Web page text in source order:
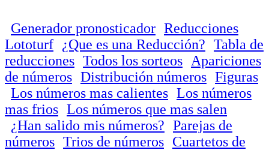
Generador pronosticador Reducciones
Lototurf
¿Que es una Reducción? Tabla de
reducciones Todos los sorteos
Apariciones
de números Distribución números Figuras
Los números mas calientes Los números
mas frios Los números que mas salen
¿Han salido mis números? Parejas de
números Trios de números Cuartetos de